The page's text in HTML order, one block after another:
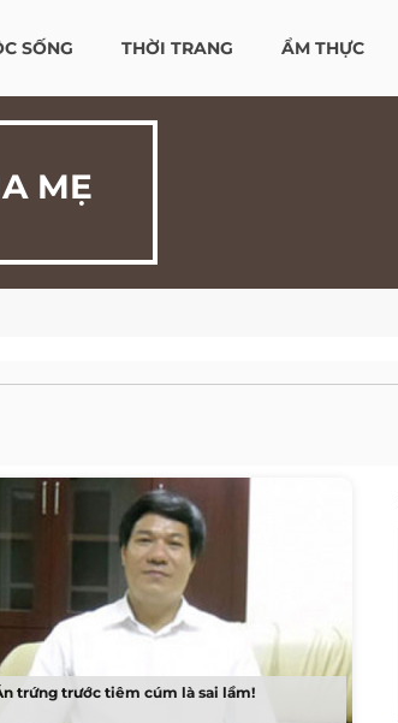
SỐNG THỜI TRANG ẨM THỰC
MẸ
trứng trước tiêm cúm là sai lầm!